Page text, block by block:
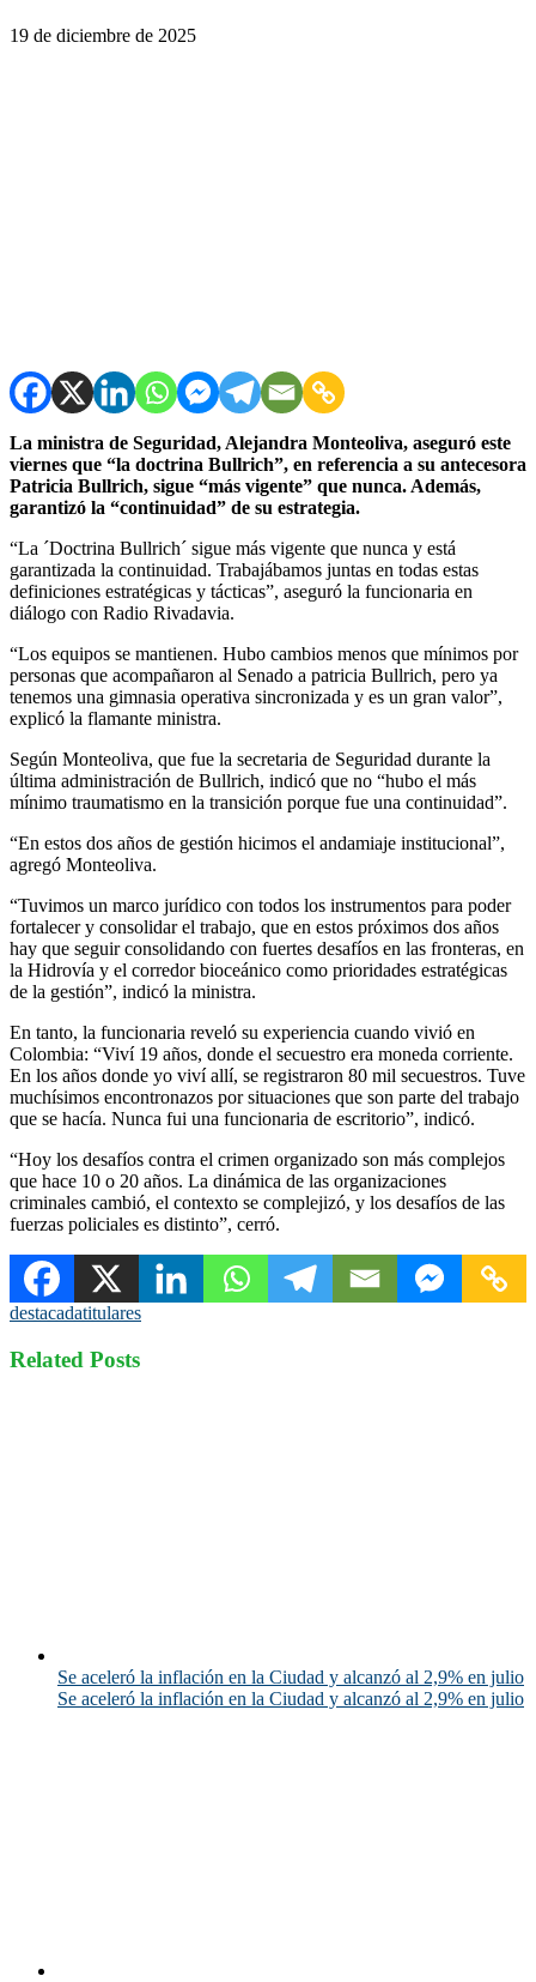
19 de diciembre de 2025
La ministra de Seguridad, Alejandra Monteoliva, aseguró este
viernes que “la doctrina Bullrich”, en referencia a su antecesora
Patricia Bullrich, sigue “más vigente” que nunca. Además,
garantizó la “continuidad” de su estrategia.
“La ´Doctrina Bullrich´ sigue más vigente que nunca y está
garantizada la continuidad. Trabajábamos juntas en todas estas
definiciones estratégicas y tácticas”, aseguró la funcionaria en
diálogo con Radio Rivadavia.
“Los equipos se mantienen. Hubo cambios menos que mínimos por
personas que acompañaron al Senado a patricia Bullrich, pero ya
tenemos una gimnasia operativa sincronizada y es un gran valor”,
explicó la flamante ministra.
Según Monteoliva, que fue la secretaria de Seguridad durante la
última administración de Bullrich, indicó que no “hubo el más
mínimo traumatismo en la transición porque fue una continuidad”.
“En estos dos años de gestión hicimos el andamiaje institucional”,
agregó Monteoliva.
“Tuvimos un marco jurídico con todos los instrumentos para poder
fortalecer y consolidar el trabajo, que en estos próximos dos años
hay que seguir consolidando con fuertes desafíos en las fronteras, en
la Hidrovía y el corredor bioceánico como prioridades estratégicas
de la gestión”, indicó la ministra.
En tanto, la funcionaria reveló su experiencia cuando vivió en
Colombia: “Viví 19 años, donde el secuestro era moneda corriente.
En los años donde yo viví allí, se registraron 80 mil secuestros. Tuve
muchísimos encontronazos por situaciones que son parte del trabajo
que se hacía. Nunca fui una funcionaria de escritorio”, indicó.
“Hoy los desafíos contra el crimen organizado son más complejos
que hace 10 o 20 años. La dinámica de las organizaciones
criminales cambió, el contexto se complejizó, y los desafíos de las
fuerzas policiales es distinto”, cerró.
destacadatitulares
Related Posts
Se aceleró la inflación en la Ciudad y alcanzó al 2,9% en julio
Se aceleró la inflación en la Ciudad y alcanzó al 2,9% en julio